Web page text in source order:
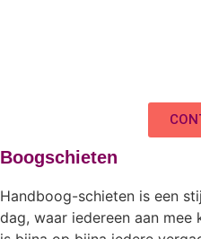
Boogschieten
Handboog-schieten is een
dag, waar iedereen aan